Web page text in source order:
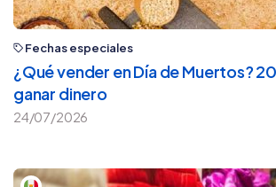
Fechas especiales
¿Qué vender en Día de Muertos?
ganar dinero
24/07/2026